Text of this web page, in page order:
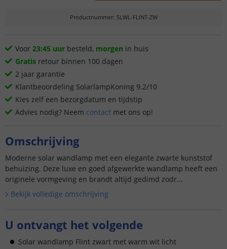
Productnummer: SLWL-FLINT-ZW
Voor 23:45 uur besteld, morgen in huis
Gratis retour binnen 100 dagen
2 jaar garantie
Klantbeoordeling SolarlampKoning 9.2/10
Kies zelf een bezorgdatum en tijdstip
Advies nodig? Neem contact met ons op!
Omschrijving
Moderne solar wandlamp met een elegante zwarte kunststof
behuizing. Deze luxe en goed afgewerkte wandlamp heeft een
originele vormgeving en brandt altijd gedimd zodr...
Bekijk volledige omschrijving
U ontvangt het volgende
Solar wandlamp Flint zwart met warm wit licht